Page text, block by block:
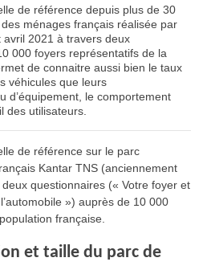
de référence depuis plus de 30
ménages français réalisée par
2021 à travers deux
000 foyers représentatifs de la
de connaitre aussi bien le taux
véhicules que leurs
d’équipement, le comportement
des utilisateurs.
de référence sur le parc
Kantar TNS (anciennement
questionnaires (« Votre foyer et
») auprès de 10 000
française.
et taille du parc de